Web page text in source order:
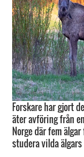
Forskare har gjort
äter avföring från
Norge där fem
studera vilda